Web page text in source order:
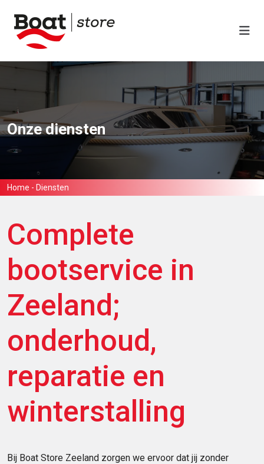
Onze diensten
Home - Diensten
Complete
bootservice in
Zeeland;
onderhoud,
reparatie en
winterstalling
Bij Boat Store Zeeland zorgen we ervoor dat jij zonder